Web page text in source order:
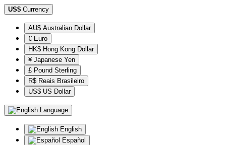
US$ Currency
AU$ Australian Dollar
€ Euro
HK$ Hong Kong Dollar
¥ Japanese Yen
£ Pound Sterling
R$ Reais Brasileiro
US$ US Dollar
Language
English
Español